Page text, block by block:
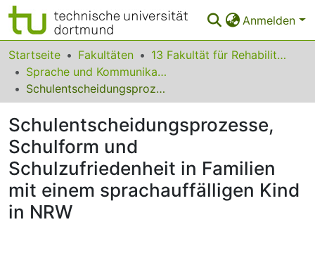
Anmelden
Bereiche & Sammlungen
Das gesamte Repositorium
FAQ
Leitlinien
Zurück zur Startseite
Startseite Fakultäten
13 Fakultät für Rehabilitationswissenschaften
Sprache und Kommunikation
Schulentscheidungsprozesse, Schulform und Schulzufriedenheit in Familien mit einem sprachauffälligen Kind in NRW
Schulentscheidungsprozesse,
Schulform und
Schulzufriedenheit in Familien
mit einem sprachauffälligen Kind
in NRW